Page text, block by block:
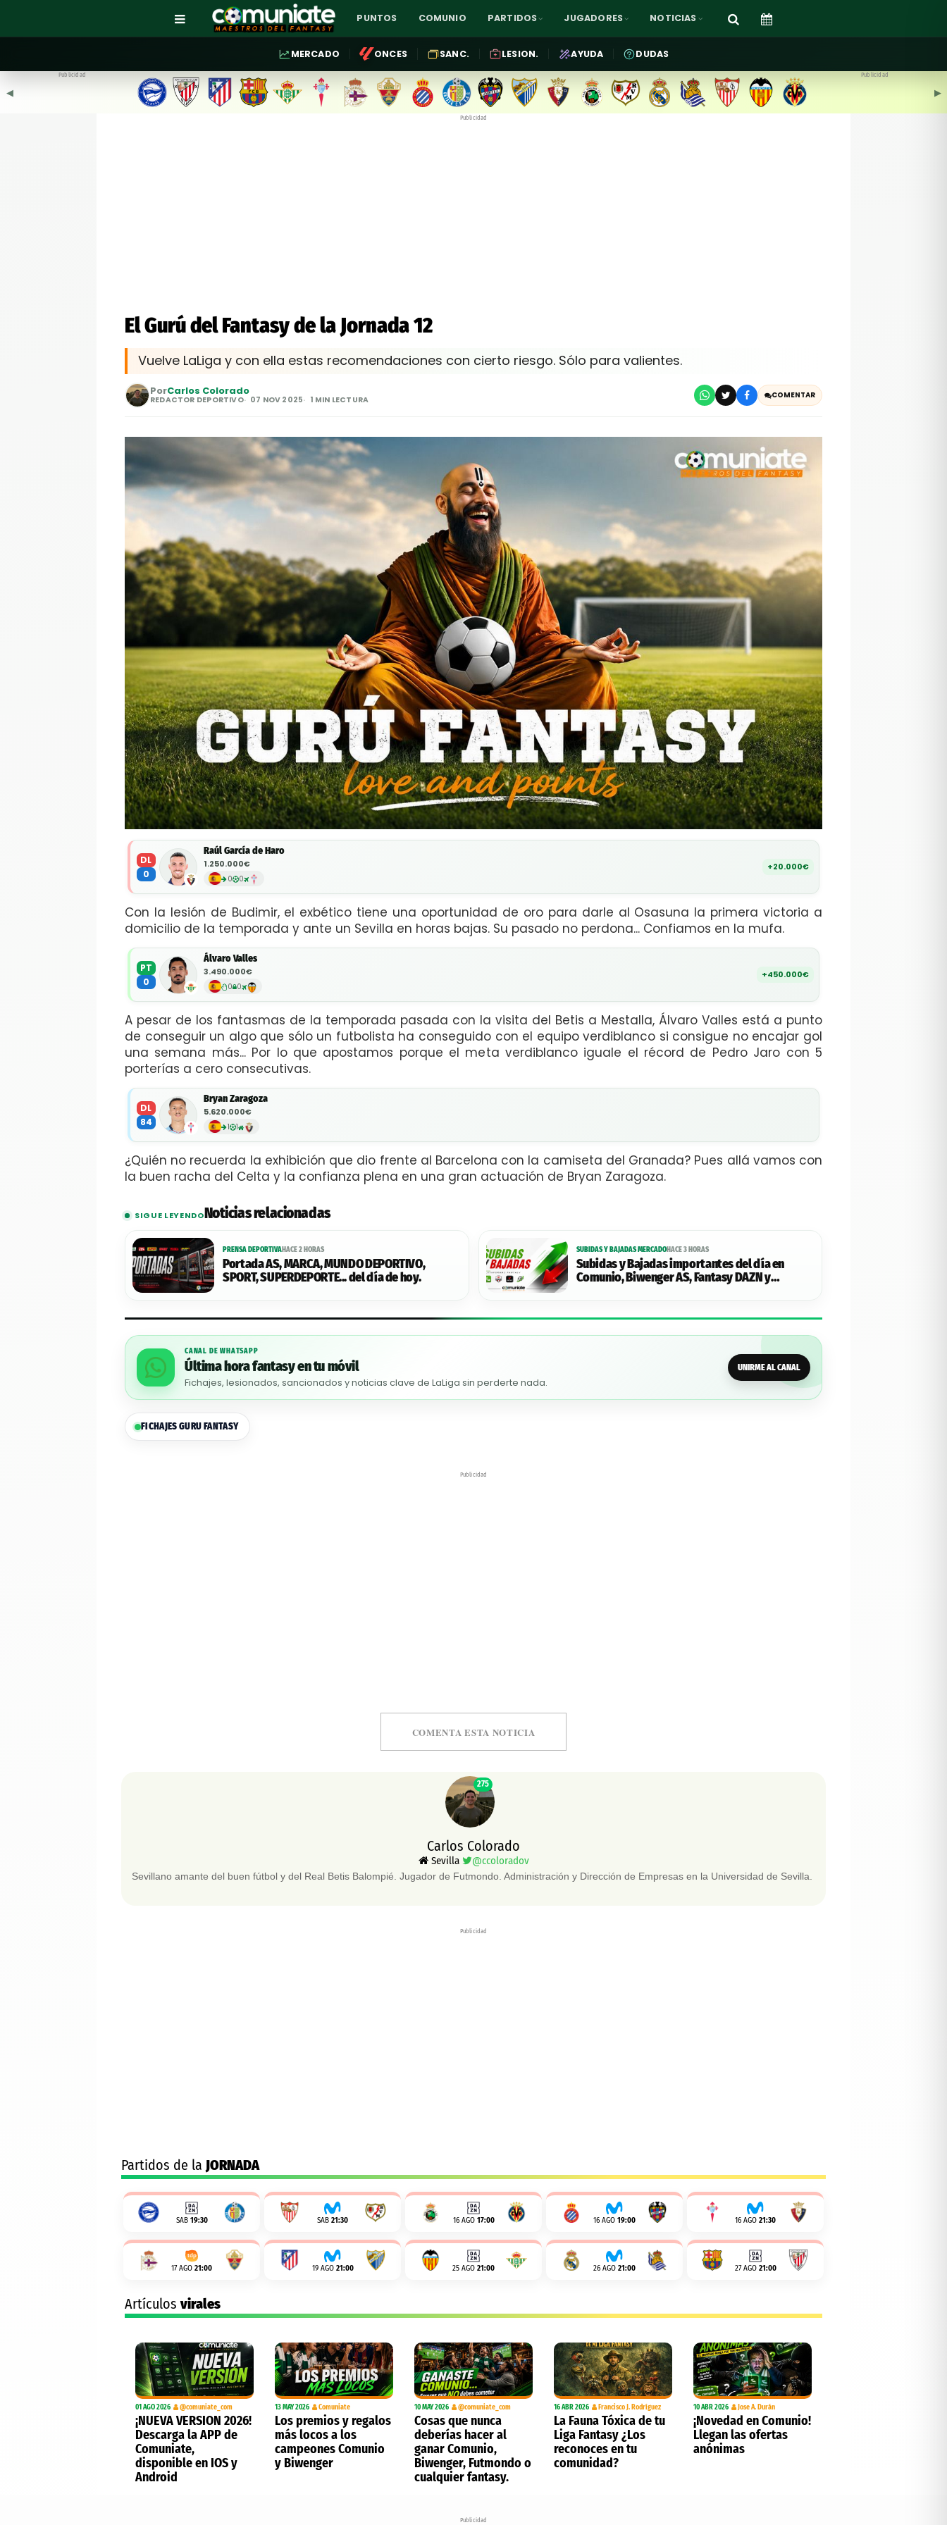
PUNTOS COMUNIO PARTIDOS JUGADORES NOTICIAS
MERCADO ONCES SANC. LESION. AYUDA DUDAS
◀︎ ▶︎
Publicidad Publicidad
Publicidad
El Gurú del Fantasy de la Jornada 12
Vuelve LaLiga y con ella estas recomendaciones con cierto riesgo. Sólo para valientes.
PorCarlos Colorado
REDACTOR DEPORTIVO 07 NOV 2025 1 MIN LECTURA COMENTAR
DL
0
Raúl García de Haro
1.250.000€
0 0
+20.000€
Con la lesión de Budimir, el exbético tiene una oportunidad de oro para darle al Osasuna la primera victoria a
domicilio de la temporada y ante un Sevilla en horas bajas. Su pasado no perdona... Confiamos en la mufa.
PT
0
Álvaro Valles
3.490.000€
0 0
+450.000€
A pesar de los fantasmas de la temporada pasada con la visita del Betis a Mestalla, Álvaro Valles está a punto
de conseguir un algo que sólo un futbolista ha conseguido con el equipo verdiblanco si consigue no encajar gol
una semana más... Por lo que apostamos porque el meta verdiblanco iguale el récord de Pedro Jaro con 5
porterías a cero consecutivas.
DL
84
Bryan Zaragoza
5.620.000€
1 1
¿Quién no recuerda la exhibición que dio frente al Barcelona con la camiseta del Granada? Pues allá vamos con
la buen racha del Celta y la confianza plena en una gran actuación de Bryan Zaragoza.
SIGUE LEYENDONoticias relacionadas
PRENSA DEPORTIVAHACE 2 HORAS
Portada AS, MARCA, MUNDO DEPORTIVO,
SPORT, SUPERDEPORTE... del día de hoy.
SUBIDAS Y BAJADAS MERCADOHACE 3 HORAS
Subidas y Bajadas importantes del día en
Comunio, Biwenger AS, Fantasy DAZN y
CANAL DE WHATSAPP
Última hora fantasy en tu móvil
Fichajes, lesionados, sancionados y noticias clave de LaLiga sin perderte nada.
UNIRME AL CANAL
FICHAJES GURU FANTASY
Publicidad
COMENTA ESTA NOTICIA
275
Carlos Colorado
Sevilla @ccoloradov
Sevillano amante del buen fútbol y del Real Betis Balompié. Jugador de Futmondo. Administración y Dirección de Empresas en la Universidad de Sevilla.
Publicidad
Partidos de la JORNADA
SAB 19:30 SAB 21:30 16 AGO 17:00 16 AGO 19:00 16 AGO 21:30
17 AGO 21:00 19 AGO 21:00 25 AGO 21:00 26 AGO 21:00 27 AGO 21:00
Artículosvirales
01 AGO 2026 @comuniate_com
¡NUEVA VERSION 2026!
Descarga la APP de
Comuniate,
disponible en IOS y
Android
13 MAY 2026 Comuniate
Los premios y regalos
más locos a los
campeones Comunio
y Biwenger
10 MAY 2026 @comuniate_com
Cosas que nunca
deberías hacer al
ganar Comunio,
Biwenger, Futmondo o
cualquier fantasy.
16 ABR 2026 Francisco J. Rodríguez
La Fauna Tóxica de tu
Liga Fantasy ¿Los
reconoces en tu
comunidad?
10 ABR 2026 Jose A. Durán
¡Novedad en Comunio!
Llegan las ofertas
anónimas
Publicidad